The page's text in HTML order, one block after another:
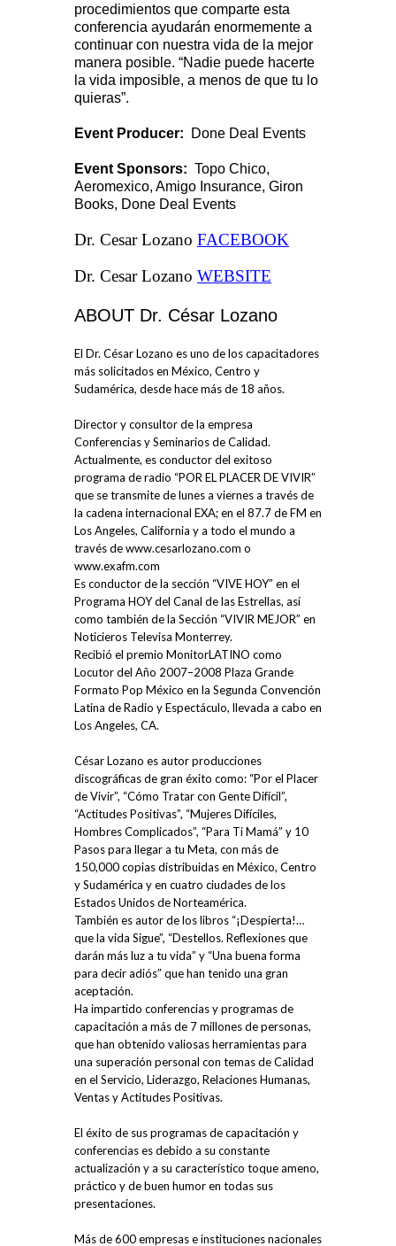
procedimientos que comparte esta
conferencia ayudarán enormemente a
continuar con nuestra vida de la mejor
manera posible. “Nadie puede hacerte
la vida imposible, a menos de que tu lo
quieras”.
Event Producer: Done Deal Events
Event Sponsors: Topo Chico,
Aeromexico, Amigo Insurance, Giron
Books, Done Deal Events
Dr. Cesar Lozano FACEBOOK
Dr. Cesar Lozano WEBSITE
ABOUT Dr. César Lozano
El Dr. César Lozano es uno de los capacitadores
más solicitados en México, Centro y
Sudamérica, desde hace más de 18 años.
Director y consultor de la empresa
Conferencias y Seminarios de Calidad.
Actualmente, es conductor del exitoso
programa de radio “POR EL PLACER DE VIVIR”
que se transmite de lunes a viernes a través de
la cadena internacional EXA; en el 87.7 de FM en
Los Angeles, California y a todo el mundo a
través de www.cesarlozano.com o
www.exafm.com
Es conductor de la sección “VIVE HOY” en el
Programa HOY del Canal de las Estrellas, así
como también de la Sección “VIVIR MEJOR” en
Noticieros Televisa Monterrey.
Recibió el premio MonitorLATINO como
Locutor del Año 2007–2008 Plaza Grande
Formato Pop México en la Segunda Convención
Latina de Radio y Espectáculo, llevada a cabo en
Los Angeles, CA.
César Lozano es autor producciones
discográficas de gran éxito como: “Por el Placer
de Vivir”, “Cómo Tratar con Gente Difícil”,
“Actitudes Positivas”, “Mujeres Difíciles,
Hombres Complicados”, “Para Ti Mamá” y 10
Pasos para llegar a tu Meta, con más de
150,000 copias distribuidas en México, Centro
y Sudamérica y en cuatro ciudades de los
Estados Unidos de Norteamérica.
También es autor de los libros “¡Despierta!…
que la vida Sigue”, “Destellos. Reflexiones que
darán más luz a tu vida” y “Una buena forma
para decir adiós” que han tenido una gran
aceptación.
Ha impartido conferencias y programas de
capacitación a más de 7 millones de personas,
que han obtenido valiosas herramientas para
una superación personal con temas de Calidad
en el Servicio, Liderazgo, Relaciones Humanas,
Ventas y Actitudes Positivas.
El éxito de sus programas de capacitación y
conferencias es debido a su constante
actualización y a su característico toque ameno,
práctico y de buen humor en todas sus
presentaciones.
Más de 600 empresas e instituciones nacionales